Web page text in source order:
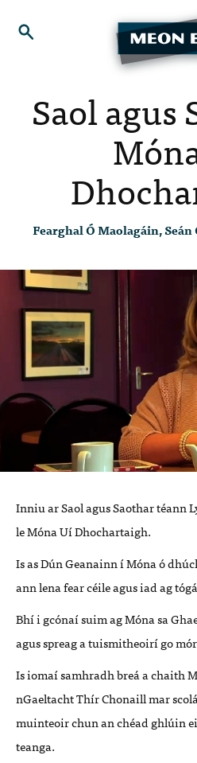
Saol agus
Fearghal Ó Maolagáin,
Inniu ar Saol agus Saothar téann
le Móna Uí Dhochartaigh.
Is as Dún Geanainn í Móna ó
ann lena fear céile agus iad ag
Bhí i gcónaí suim ag Móna sa
agus spreag a tuismitheoirí go
Is iomaí samhradh breá a chaith
nGaeltacht Thír Chonaill mar
muinteoir chun an chéad ghlúin
teanga.